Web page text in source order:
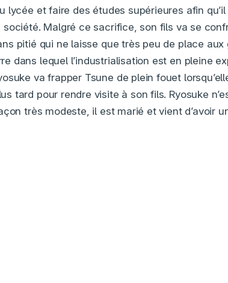
lycée et faire des études supérieures afin
Malgré ce sacrifice, son fils va se
pitié qui ne laisse que très peu de place
dans lequel l’industrialisation est en pleine
va frapper Tsune de plein fouet
tard pour rendre visite à son fils. Ryosuke
très modeste, il est marié et vient d’avoir